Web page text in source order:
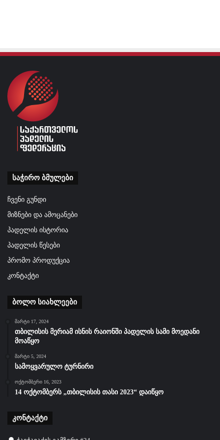
საჭირო ბმულები
ჩვენი გუნდი
მიზნები და ამოცანები
პადელის ისტორია
პადელის წესები
პრომო პროდუქცია
კონტაქტი
ბოლო სიახლეები
მარტი 17, 2024
თბილისის მერიამ ისნის რაიონში პადელის სამი მოედანი
მოაწყო
მარტი 5, 2024
სამოყვარულო ტურნირი
ოქტომბერი 16, 2023
14 ოქტომბერს „თბილისის თასი 2023“ დაიწყო
კონტაქტი